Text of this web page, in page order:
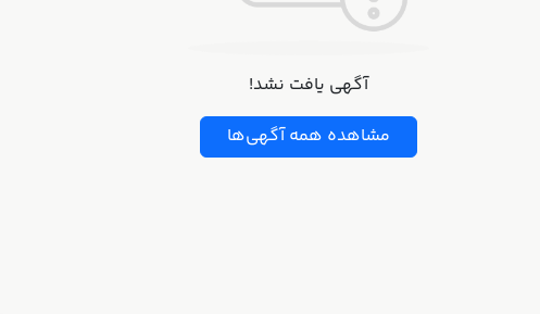
آگهی یافت نشد!
مشاهده همه آگهی‌ها